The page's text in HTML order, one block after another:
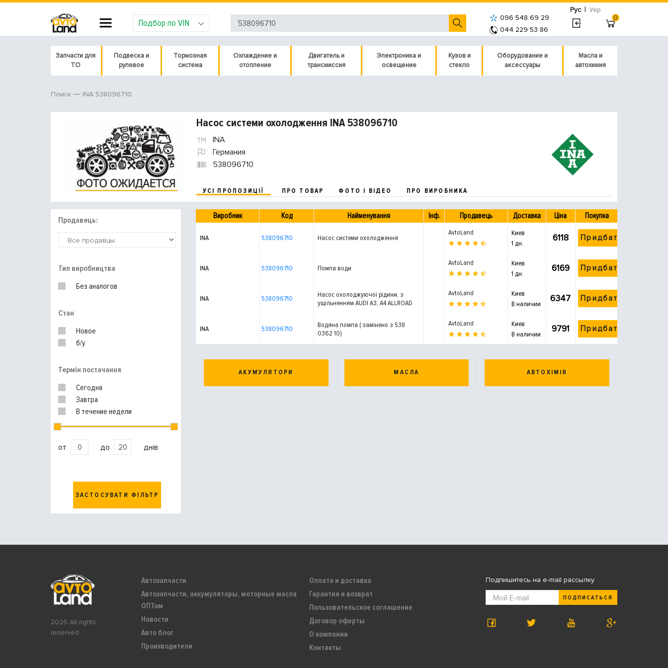
Рус | Укр
Подбор по VIN
096 548 69 29
044 229 53 86
0
Запчасти для
ТО
Подвеска и
рулевое
Тормозная
система
Охлаждение и
отопление
Двигатель и
трансмиссия
Электроника и
освещение
Кузов и
стекло
Оборудование и
аксессуары
Масла и
автохимия
Поиск INA 538096710
Насос системи охолодження INA 538096710
INA
Германия
538096710
УСІ ПРОПОЗИЦІЇ ПРО ТОВАР ФОТО І ВІДЕО ПРО ВИРОБНИКА
Продавець:
Тип виробництва
Без аналогов
Стан
Новое
б/у
Термін постачання
Сегодня
Завтра
В течение недели
от до днів
ЗАСТОСУВАТИ ФІЛЬТР
Виробник Код Найменування Інф. Продавець Доставка Ціна Покупка
INA 538096710 Насос системи охолодження
AvtoLand
Киев
1 дн.
6118 Придбати
INA 538096710 Помпа води
AvtoLand
Киев
1 дн.
6169 Придбати
INA 538096710
Насос охолоджуючої рідини, з
ущільненням AUDI A3, A4 ALLROAD
EXEO, EXEO ST, LEON, TOLEDO III 1.8-
2.0H 09.04-07.19
AvtoLand
Киев
В наличии
6347 Придбати
INA 538096710
Водяна помпа ( замінено з 538
0362 10)
AvtoLand
Киев
В наличии
9791 Придбати
АКУМУЛЯТОРИ МАСЛА АВТОХІМІЯ
2026 All rights
reserved
Автозапчасти
Автозапчасти, аккумуляторы, моторные масла
ОПТом
Новости
Авто блог
Производители
Оплата и доставка
Гарантия и возврат
Пользовательское соглашение
Договор оферты
О компании
Контакты
Подпишитесь на e-mail рассылку
ПОДПИСАТЬСЯ